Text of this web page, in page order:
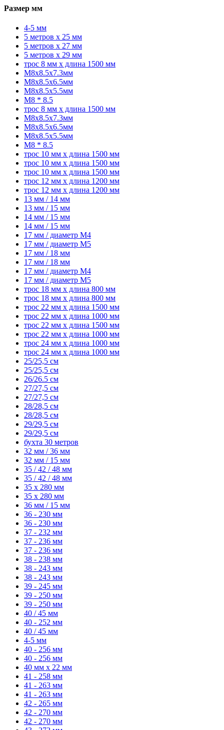
Размер мм
4-5 мм
5 метров x 25 мм
5 метров x 27 мм
5 метров x 29 мм
трос 8 мм x длина 1500 мм
M8x8.5x7.3мм
M8x8.5x6.5мм
M8x8.5x5.5мм
M8 * 8.5
трос 8 мм x длина 1500 мм
M8x8.5x7.3мм
M8x8.5x6.5мм
M8x8.5x5.5мм
M8 * 8.5
трос 10 мм x длина 1500 мм
трос 10 мм x длина 1500 мм
трос 10 мм x длина 1500 мм
трос 12 мм x длина 1200 мм
трос 12 мм x длина 1200 мм
13 мм / 14 мм
13 мм / 15 мм
14 мм / 15 мм
14 мм / 15 мм
17 мм / диаметр M4
17 мм / диаметр M5
17 мм / 18 мм
17 мм / 18 мм
17 мм / диаметр M4
17 мм / диаметр M5
трос 18 мм x длина 800 мм
трос 18 мм x длина 800 мм
трос 22 мм x длина 1500 мм
трос 22 мм x длина 1000 мм
трос 22 мм x длина 1500 мм
трос 22 мм x длина 1000 мм
трос 24 мм x длина 1000 мм
трос 24 мм x длина 1000 мм
25/25,5 см
25/25,5 см
26/26.5 см
27/27,5 см
27/27,5 см
28/28,5 см
28/28,5 см
29/29,5 см
29/29,5 см
бухта 30 метров
32 мм / 36 мм
32 мм / 15 мм
35 / 42 / 48 мм
35 / 42 / 48 мм
35 x 280 мм
35 x 280 мм
36 мм / 15 мм
36 - 230 мм
36 - 230 мм
37 - 232 мм
37 - 236 мм
37 - 236 мм
38 - 238 мм
38 - 243 мм
38 - 243 мм
39 - 245 мм
39 - 250 мм
39 - 250 мм
40 / 45 мм
40 - 252 мм
40 / 45 мм
4-5 мм
40 - 256 мм
40 - 256 мм
40 мм x 22 мм
41 - 258 мм
41 - 263 мм
41 - 263 мм
42 - 265 мм
42 - 270 мм
42 - 270 мм